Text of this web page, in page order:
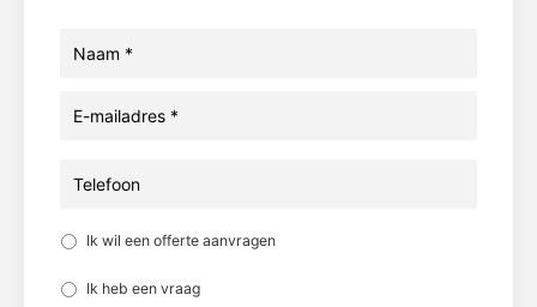
mailadres *
Reden: *
Ik wil een offerte aanvragen
Ik heb een vraag